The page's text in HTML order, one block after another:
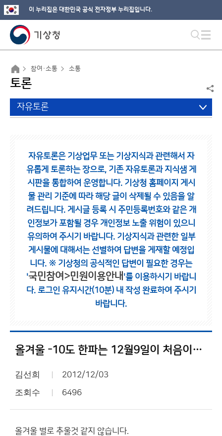
이 누리집은 대한민국 공식 전자정부 누리집입니다.
참여·소통 소통
토론
자유토론
자유토론은 기상업무 또는 기상지식과 관련해서 자
유롭게 토론하는 장으로, 기존 자유토론과 지식샘 게
시판을 통합하여 운영합니다. 기상청 홈페이지 게시
물 관리 기준에 따라 해당 글이 삭제될 수 있음을 알
려드립니다. 게시글 등록 시 주민등록번호와 같은 개
인정보가 포함될 경우 개인정보 노출 위험이 있으니
유의하여 주시기 바랍니다. 기상지식과 관련한 일부
게시물에 대해서는 선별하여 답변을 게재할 예정입
니다. ※ 기상청의 공식적인 답변이 필요한 경우는
'국민참여>민원이용안내 '를 이용하시기 바랍니
다. 로그인 유지시간(10분) 내 작성 완료하여 주시기
바랍니다.
올겨울 -10도 한파는 12월9일이 처음이자 마지막일듯.
김선희 2012/12/03
조회수 6496
올겨울 별로 추울것 같지 않습니다.